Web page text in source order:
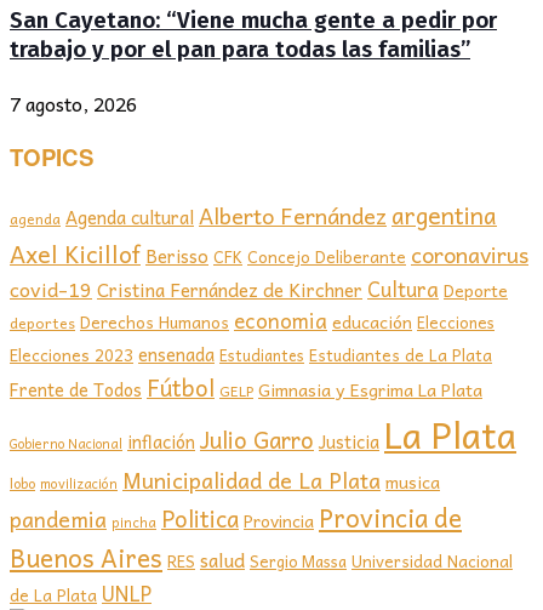
San Cayetano: “Viene mucha gente a pedir por
trabajo y por el pan para todas las familias”
7 agosto, 2026
TOPICS
agenda Agenda culturalAlberto Fernández argentina
Axel Kicillof Berisso CFKConcejo Deliberante coronavirus
covid-19 Cristina Fernández de Kirchner Cultura Deporte
deportes Derechos Humanos economia educación Elecciones
Elecciones 2023 ensenada Estudiantes Estudiantes de La Plata
Frente de Todos Fútbol GELP Gimnasia y Esgrima La Plata
Gobierno Nacional inflación Julio Garro Justicia La Plata
lobo movilización Municipalidad de La Plata musica
pandemia pincha PoliticaProvincia Provincia de
Buenos Aires RES saludSergio MassaUniversidad Nacional
de La Plata UNLP